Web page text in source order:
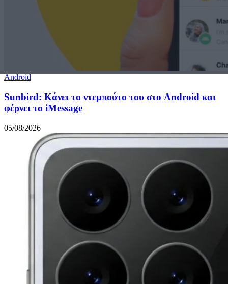
Android
Sunbird: Κάνει το ντεμπούτο του στο Android και
φέρνει το iMessage
05/08/2026